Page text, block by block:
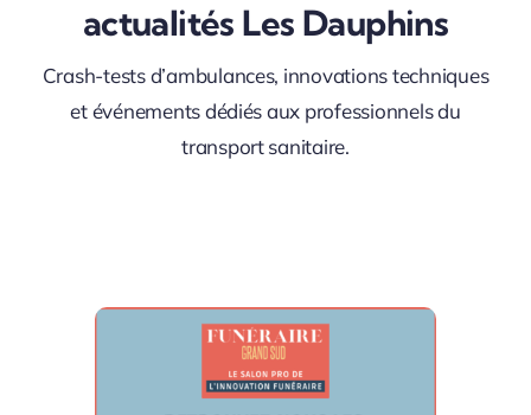
actualités Les Dauphins
Crash-tests d’ambulances, innovations techniques
et événements dédiés aux professionnels du
transport sanitaire.